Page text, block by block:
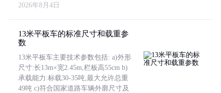
2026年8月4日
13米平板车的标准尺寸和载重参
数
13米平板车主要技术参数包括: a)外形
尺寸:长13m×宽2.45m,栏板高55cm b)
承载能力:标载30-35吨,最大允许总重
49吨 c)符合国家道路车辆外廓尺寸及